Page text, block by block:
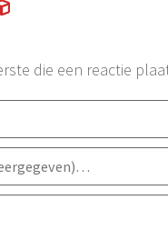
die een reactie